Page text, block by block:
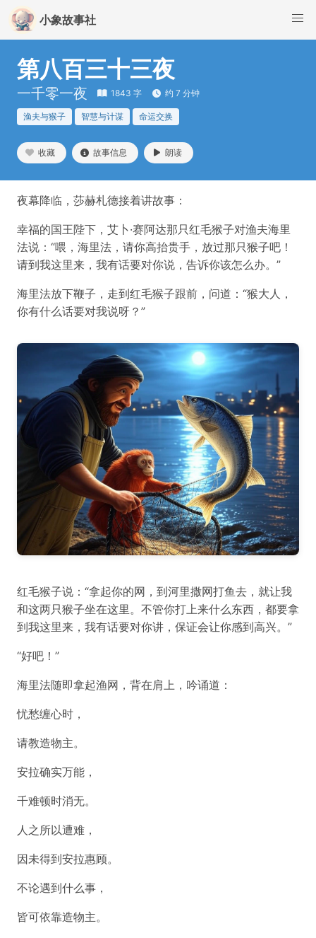
小象故事社
第八百三十三夜
一千零一夜 1843 字 约 7 分钟
渔夫与猴子 智慧与计谋 命运交换
收藏 故事信息 朗读
夜幕降临，莎赫札德接着讲故事：
幸福的国王陛下，艾卜·赛阿达那只红毛猴子对渔夫海里
法说：“喂，海里法，请你高抬贵手，放过那只猴子吧！
请到我这里来，我有话要对你说，告诉你该怎么办。”
海里法放下鞭子，走到红毛猴子跟前，问道：“猴大人，
你有什么话要对我说呀？”
红毛猴子说：“拿起你的网，到河里撒网打鱼去，就让我
和这两只猴子坐在这里。不管你打上来什么东西，都要拿
到我这里来，我有话要对你讲，保证会让你感到高兴。”
“好吧！”
海里法随即拿起渔网，背在肩上，吟诵道：
忧愁缠心时，
请教造物主。
安拉确实万能，
千难顿时消无。
人之所以遭难，
因未得到安拉惠顾。
不论遇到什么事，
皆可依靠造物主。